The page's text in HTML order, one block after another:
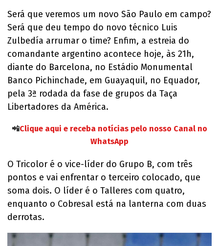
Será que veremos um novo São Paulo em campo?
Será que deu tempo do novo técnico Luis
Zulbedía arrumar o time? Enfim, a estreia do
comandante argentino acontece hoje, às 21h,
diante do Barcelona, no Estádio Monumental
Banco Pichinchade, em Guayaquil, no Equador,
pela 3ª rodada da fase de grupos da Taça
Libertadores da América.
📲Clique aqui e receba notícias pelo nosso Canal no
WhatsApp
O Tricolor é o vice-líder do Grupo B, com três
pontos e vai enfrentar o terceiro colocado, que
soma dois. O líder é o Talleres com quatro,
enquanto o Cobresal está na lanterna com duas
derrotas.